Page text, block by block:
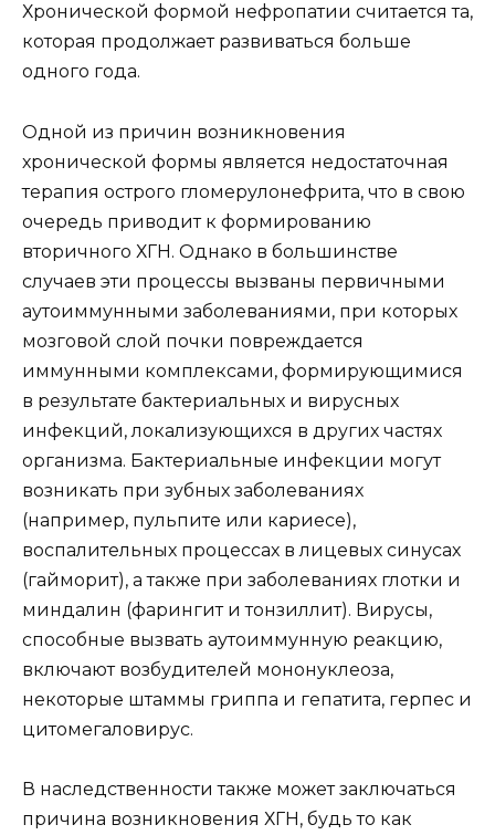
Хронической формой нефропатии считается та,
которая продолжает развиваться больше
одного года.
Одной из причин возникновения
хронической формы является недостаточная
терапия острого гломерулонефрита, что в свою
очередь приводит к формированию
вторичного ХГН. Однако в большинстве
случаев эти процессы вызваны первичными
аутоиммунными заболеваниями, при которых
мозговой слой почки повреждается
иммунными комплексами, формирующимися
в результате бактериальных и вирусных
инфекций, локализующихся в других частях
организма. Бактериальные инфекции могут
возникать при зубных заболеваниях
(например, пульпите или кариесе),
воспалительных процессах в лицевых синусах
(гайморит), а также при заболеваниях глотки и
миндалин (фарингит и тонзиллит). Вирусы,
способные вызвать аутоиммунную реакцию,
включают возбудителей мононуклеоза,
некоторые штаммы гриппа и гепатита, герпес и
цитомегаловирус.
В наследственности также может заключаться
причина возникновения ХГН, будь то как